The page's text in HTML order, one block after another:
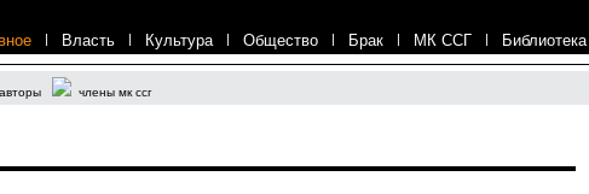
| Власть | Культура | Общество | Брак | МК ССГ | Библиотека
авторы члены мк ссг